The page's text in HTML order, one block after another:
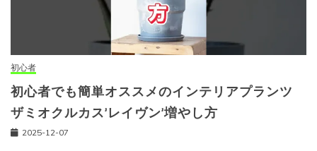
初心者
初心者でも簡単オススメのインテリアプランツ
ザミオクルカス’レイヴン’増やし方
2025-12-07